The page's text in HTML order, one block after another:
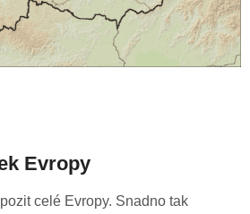
Evropy
celé Evropy. Snadno tak